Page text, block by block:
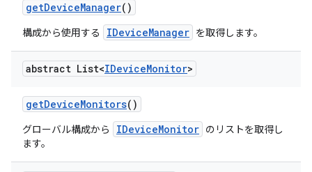
getDeviceManager()
構成から使用する IDeviceManager を取得します。
abstract List<IDeviceMonitor>
getDeviceMonitors()
グローバル構成から IDeviceMonitor のリストを取得し
ます。